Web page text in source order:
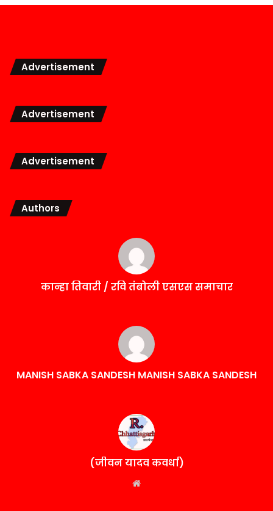
Advertisement
Advertisement
Advertisement
Authors
कान्हा तिवारी / रवि तंबोली एसएस समाचार
MANISH SABKA SANDESH MANISH SABKA SANDESH
(जीवन यादव कवर्धा)